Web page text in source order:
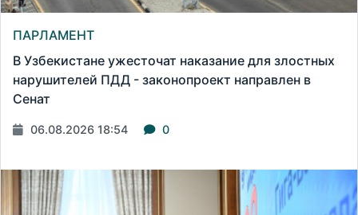
ПАРЛАМЕНТ
В Узбекистане ужесточат наказание для злостных
нарушителей ПДД - законопроект направлен в
Сенат
06.08.2026 18:54 0